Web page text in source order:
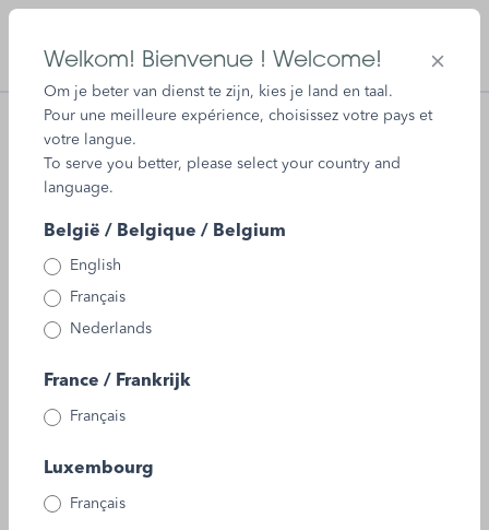
Dr Jacob's
Welkom! Bienvenue ! Welcome!
Om je beter van dienst te zijn, kies je land en taal.
Pour une meilleure expérience, choisissez votre pays et
votre langue.
To serve you better, please select your country and
language.
België / Belgique / Belgium
English
Français
Nederlands
France / Frankrijk
Français
Luxembourg
Français